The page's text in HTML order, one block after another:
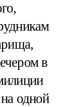
в
одной